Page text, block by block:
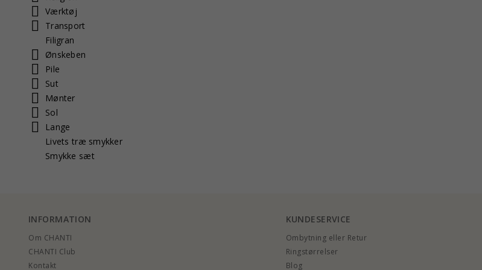
Værktøj
Transport
Filigran
Ønskeben
Pile
Sut
Mønter
Sol
Lange
Livets træ smykker
Smykke sæt
INFORMATION
Om CHANTI
CHANTI Club
Kontakt
KUNDESERVICE
Ombytning eller Retur
Ringstørrelser
Blog